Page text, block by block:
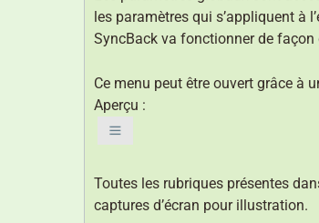
les paramètres qui s’appliquent à
SyncBack va fonctionner de façon
Ce menu peut être ouvert grâce à
Aperçu :
Toutes les rubriques présentes
captures d’écran pour illustration.